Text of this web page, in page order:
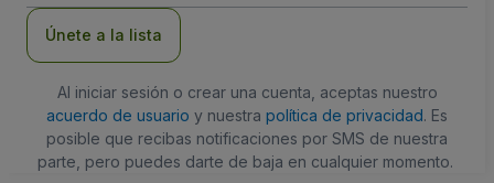
Únete a la lista
Al iniciar sesión o crear una cuenta, aceptas nuestro
acuerdo de usuario y nuestra política de privacidad. Es
posible que recibas notificaciones por SMS de nuestra
parte, pero puedes darte de baja en cualquier momento.